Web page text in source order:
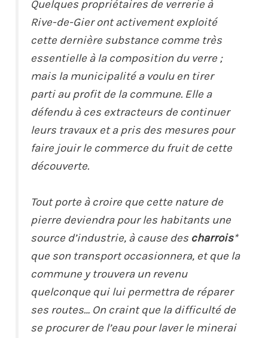
Quelques propriétaires de verrerie à
Rive-de-Gier ont activement exploité
cette dernière substance comme très
essentielle à la composition du verre ;
mais la municipalité a voulu en tirer
parti au profit de la commune. Elle a
défendu à ces extracteurs de continuer
leurs travaux et a pris des mesures pour
faire jouir le commerce du fruit de cette
découverte.
Tout porte à croire que cette nature de
pierre deviendra pour les habitants une
source d’industrie, à cause des charrois*
que son transport occasionnera, et que la
commune y trouvera un revenu
quelconque qui lui permettra de réparer
ses routes… On craint que la difficulté de
se procurer de l’eau pour laver le minerai